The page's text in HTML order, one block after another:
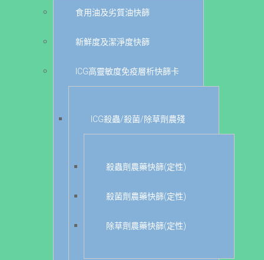
食用油及劣質油快篩
新鮮度及潔淨度快篩
ICG高靈敏度免疫層析快篩卡
ICG殺蟲/殺菌/除草劑農殘
殺蟲劑農藥快篩(定性)
殺菌劑農藥快篩(定性)
除草劑農藥快篩(定性)